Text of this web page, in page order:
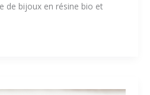
de bijoux en résine bio et